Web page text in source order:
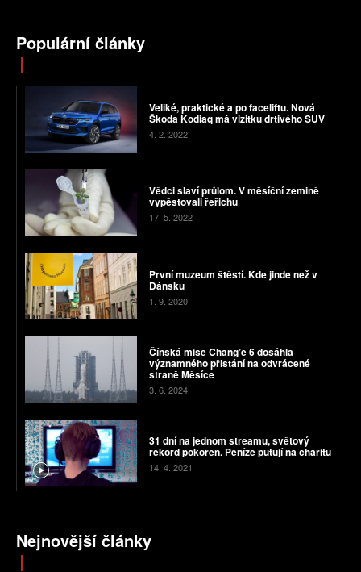
Populární články
Veliké, praktické a po faceliftu. Nová
Škoda Kodiaq má vizitku drtivého SUV
4. 2. 2022
Vědci slaví průlom. V měsíční zemině
vypěstovali řeřichu
17. 5. 2022
První muzeum štěstí. Kde jinde než v
Dánsku
1. 9. 2020
Čínská mise Chang’e 6 dosáhla
významného přistání na odvrácené
straně Měsíce
3. 6. 2024
31 dní na jednom streamu, světový
rekord pokořen. Peníze putují na charitu
14. 4. 2021
Nejnovější články